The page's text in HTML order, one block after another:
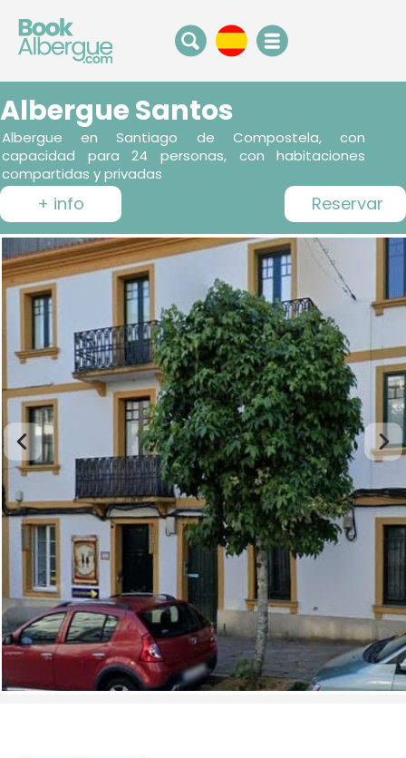
Albergue Santos
Albergue en Santiago de Compostela, con
capacidad para 24 personas, con habitaciones
compartidas y privadas
+ info Reservar